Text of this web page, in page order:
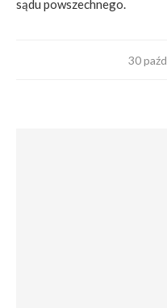
sądu powszechnego.
30